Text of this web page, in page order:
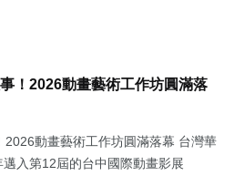
！2026動畫藝術工作坊圓滿落
2026動畫藝術工作坊圓滿落幕 台灣華
入第12屆的台中國際動畫影展